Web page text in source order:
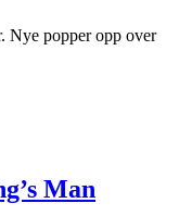
Nye popper opp over
Man